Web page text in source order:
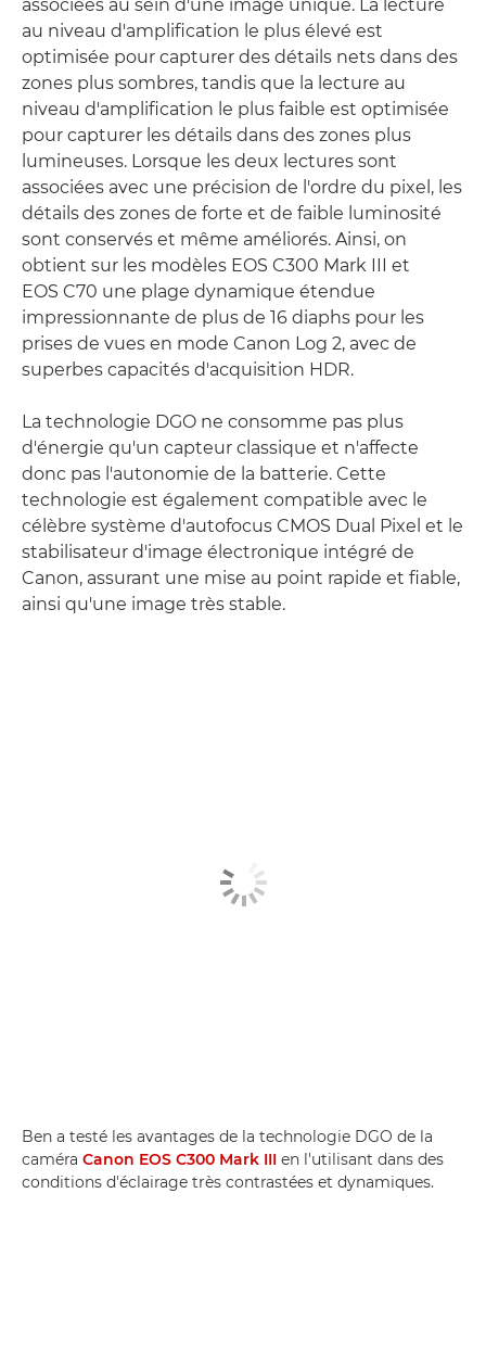
associées au sein d'une image unique. La lecture
au niveau d'amplification le plus élevé est
optimisée pour capturer des détails nets dans des
zones plus sombres, tandis que la lecture au
niveau d'amplification le plus faible est optimisée
pour capturer les détails dans des zones plus
lumineuses. Lorsque les deux lectures sont
associées avec une précision de l'ordre du pixel, les
détails des zones de forte et de faible luminosité
sont conservés et même améliorés. Ainsi, on
obtient sur les modèles EOS C300 Mark III et
EOS C70 une plage dynamique étendue
impressionnante de plus de 16 diaphs pour les
prises de vues en mode Canon Log 2, avec de
superbes capacités d'acquisition HDR.
La technologie DGO ne consomme pas plus
d'énergie qu'un capteur classique et n'affecte
donc pas l'autonomie de la batterie. Cette
technologie est également compatible avec le
célèbre système d'autofocus CMOS Dual Pixel et le
stabilisateur d'image électronique intégré de
Canon, assurant une mise au point rapide et fiable,
ainsi qu'une image très stable.
Ben a testé les avantages de la technologie DGO de la
caméra Canon EOS C300 Mark III en l'utilisant dans des
conditions d'éclairage très contrastées et dynamiques.